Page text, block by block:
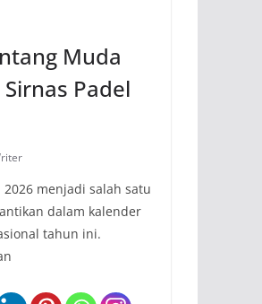
Muda
Padel
2026 menjadi salah satu
dalam kalender
tahun ini.